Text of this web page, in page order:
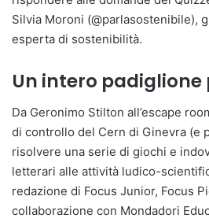
Silvia Moroni (@parlasostenibile),
esperta di sostenibilità.
Un intero padiglione
Da Geronimo Stilton all’escape
di controllo del Cern di Ginevra (e
risolvere una serie di giochi e
letterari alle attività ludico-
redazione di Focus Junior, Focus
collaborazione con Mondadori